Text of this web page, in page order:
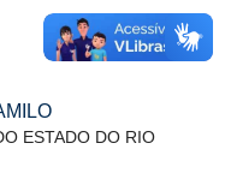
ESTADO DO RIO